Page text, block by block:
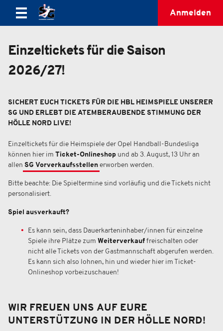
Anmelden
Einzeltickets für die Saison
2026/27!
SICHERT EUCH TICKETS FÜR DIE HBL HEIMSPIELE UNSERER
SG UND ERLEBT DIE ATEMBERAUBENDE STIMMUNG DER
HÖLLE NORD LIVE!
Einzeltickets für die Heimspiele der Opel Handball-Bundesliga
können hier im Ticket-Onlineshop und ab 3. August, 13 Uhr an
allen SG Vorverkaufsstellen erworben werden.
Bitte beachte: Die Spieltermine sind vorläufig und die Tickets nicht
personalisiert.
Spiel ausverkauft?
Es kann sein, dass Dauerkarteninhaber/innen für einzelne
Spiele ihre Plätze zum Weiterverkauf freischalten oder
nicht alle Tickets von der Gastmannschaft abgerufen werden.
Es kann sich also lohnen, hin und wieder hier im Ticket-
Onlineshop vorbeizuschauen!
WIR FREUEN UNS AUF EURE
UNTERSTÜTZUNG IN DER HÖLLE NORD!